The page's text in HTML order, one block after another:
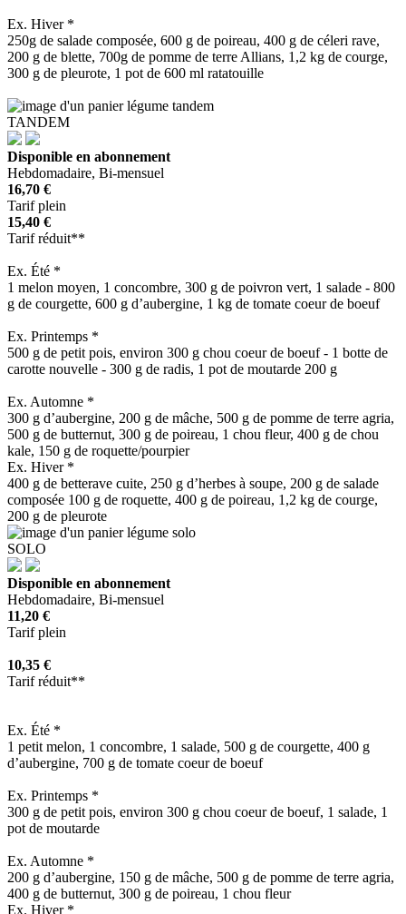
Ex. Hiver *
250g de salade composée, 600 g de poireau, 400 g de céleri rave,
200 g de blette, 700g de pomme de terre Allians, 1,2 kg de courge,
300 g de pleurote, 1 pot de 600 ml ratatouille
TANDEM
Disponible en abonnement
Hebdomadaire, Bi-mensuel
16,70 €
Tarif plein
15,40 €
Tarif réduit**
Ex. Été *
1 melon moyen, 1 concombre, 300 g de poivron vert, 1 salade - 800
g de courgette, 600 g d’aubergine, 1 kg de tomate coeur de boeuf
Ex. Printemps *
500 g de petit pois, environ 300 g chou coeur de boeuf - 1 botte de
carotte nouvelle - 300 g de radis, 1 pot de moutarde 200 g
Ex. Automne *
300 g d’aubergine, 200 g de mâche, 500 g de pomme de terre agria,
500 g de butternut, 300 g de poireau, 1 chou fleur, 400 g de chou
kale, 150 g de roquette/pourpier
Ex. Hiver *
400 g de betterave cuite, 250 g d’herbes à soupe, 200 g de salade
composée 100 g de roquette, 400 g de poireau, 1,2 kg de courge,
200 g de pleurote
SOLO
Disponible en abonnement
Hebdomadaire, Bi-mensuel
11,20 €
Tarif plein
10,35 €
Tarif réduit**
Ex. Été *
1 petit melon, 1 concombre, 1 salade, 500 g de courgette, 400 g
d’aubergine, 700 g de tomate coeur de boeuf
Ex. Printemps *
300 g de petit pois, environ 300 g chou coeur de boeuf, 1 salade, 1
pot de moutarde
Ex. Automne *
200 g d’aubergine, 150 g de mâche, 500 g de pomme de terre agria,
400 g de butternut, 300 g de poireau, 1 chou fleur
Ex. Hiver *